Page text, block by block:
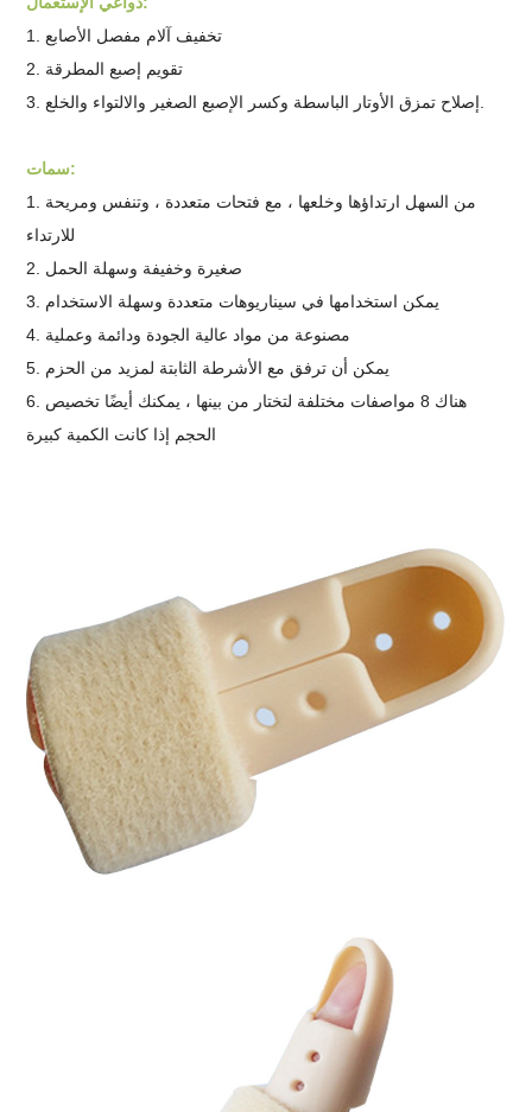
1. تخفيف آلام مفصل الأصابع
2. تقويم إصبع المطرقة
سمات:
1. من السهل ارتداؤها وخلعها ، مع فتحات متعددة ، وتنفس ومريحة
للارتداء
2. صغيرة وخفيفة وسهلة الحمل
3. يمكن استخدامها في سيناريوهات متعددة وسهلة الاستخدام
4. مصنوعة من مواد عالية الجودة ودائمة وعملية
5. يمكن أن ترفق مع الأشرطة الثابتة لمزيد من الحزم
6. هناك 8 مواصفات مختلفة لتختار من بينها ، يمكنك أيضًا تخصيص
الحجم إذا كانت الكمية كبيرة